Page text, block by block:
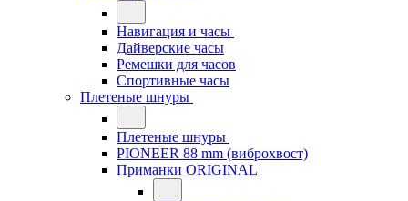
Навигация и часы
Дайверские часы
Ремешки для часов
Спортивные часы
Плетеные шнуры
Плетеные шнуры
PIONEER 88 mm (виброхвост)
Приманки ORIGINAL